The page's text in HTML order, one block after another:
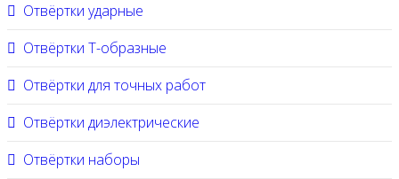
Отвёртки ударные
Отвёртки Т-образные
Отвёртки для точных работ
Отвёртки диэлектрические
Отвёртки наборы